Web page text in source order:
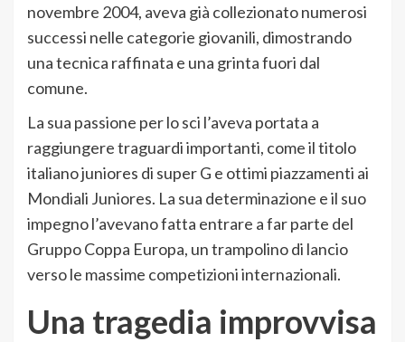
novembre 2004, aveva già collezionato numerosi
successi nelle categorie giovanili, dimostrando
una tecnica raffinata e una grinta fuori dal
comune.
La sua passione per lo sci l’aveva portata a
raggiungere traguardi importanti, come il titolo
italiano juniores di super G e ottimi piazzamenti ai
Mondiali Juniores. La sua determinazione e il suo
impegno l’avevano fatta entrare a far parte del
Gruppo Coppa Europa, un trampolino di lancio
verso le massime competizioni internazionali.
Una tragedia improvvisa